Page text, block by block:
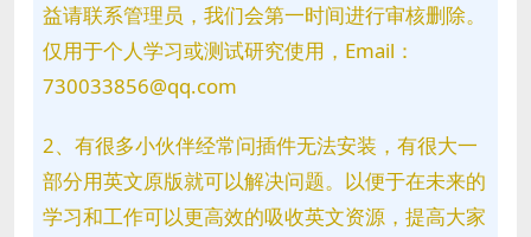
益请联系管理员，我们会第一时间进行审核删除。
仅用于个人学习或测试研究使用，Email：
730033856@qq.com
2、有很多小伙伴经常问插件无法安装，有很大一
部分用英文原版就可以解决问题。以便于在未来的
学习和工作可以更高效的吸收英文资源，提高大家